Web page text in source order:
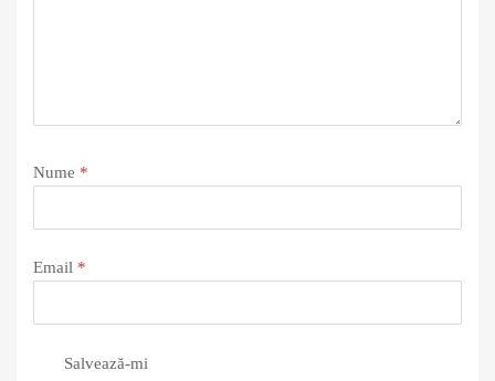
Nume *
Email *
Salvează-mi